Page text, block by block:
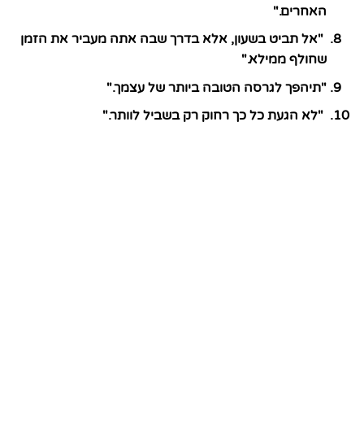
האחרים."
"אל תביט בשעון, אלא בדרך שבה אתה מעביר את הזמן
שחולף ממילא."
"תיהפך לגרסה הטובה ביותר של עצמך."
"לא הגעת כל כך רחוק רק בשביל לוותר."